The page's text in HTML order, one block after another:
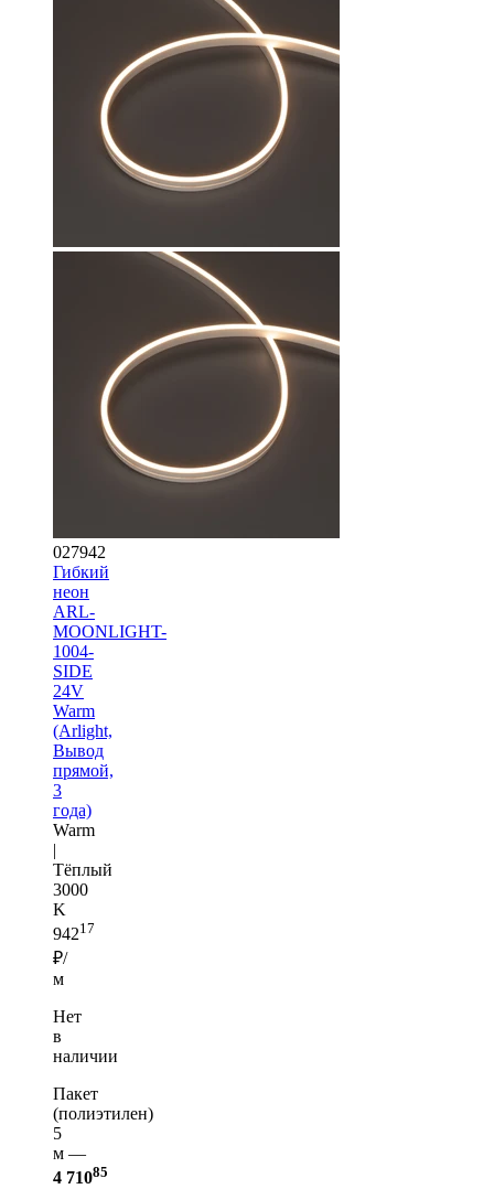
027942
Гибкий
неон
ARL-
MOONLIGHT-
1004-
SIDE
24V
Warm
(Arlight,
Вывод
прямой,
3
года)
Warm
|
Тёплый
3000
K
94217
₽/
м
Нет
в
наличии
Пакет
(полиэтилен)
5
м —
4 71085